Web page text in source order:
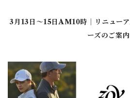
3月13日～15日AM10時｜リニュー
ーズのご案内